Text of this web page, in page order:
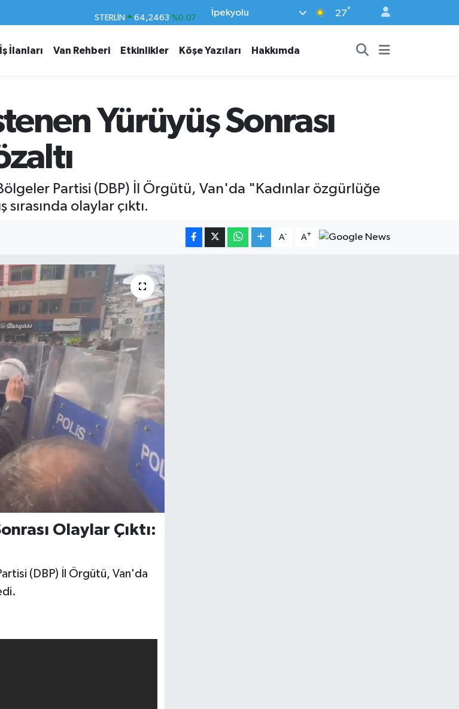
STERLİN 64,2463 %0.07
BİST100 13.887 %64
EURO 55,0317 %-0.02
İpekyolu 27°
İş İlanları Van Rehberi Etkinlikler Köşe Yazıları Hakkımda
Yürüyüş Sonrası
Partisi (DBP) İl Örgütü, Van'da "Kadınlar özgürlüğe
olaylar çıktı.
A- A+
Olaylar Çıktı:
(DBP) İl Örgütü, Van'da